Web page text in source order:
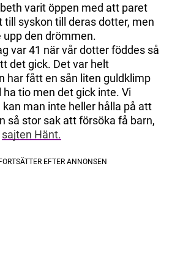
varit öppen med att paret
syskon till deras dotter, men
den drömmen.
var 41 när vår dotter föddes så
det gick. Det var helt
har fått en sån liten guldklimp
tio men det gick inte. Vi
man inte heller hålla på att
så stor sak att försöka få barn,
sajten Hänt.